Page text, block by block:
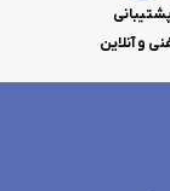
و آنلاین